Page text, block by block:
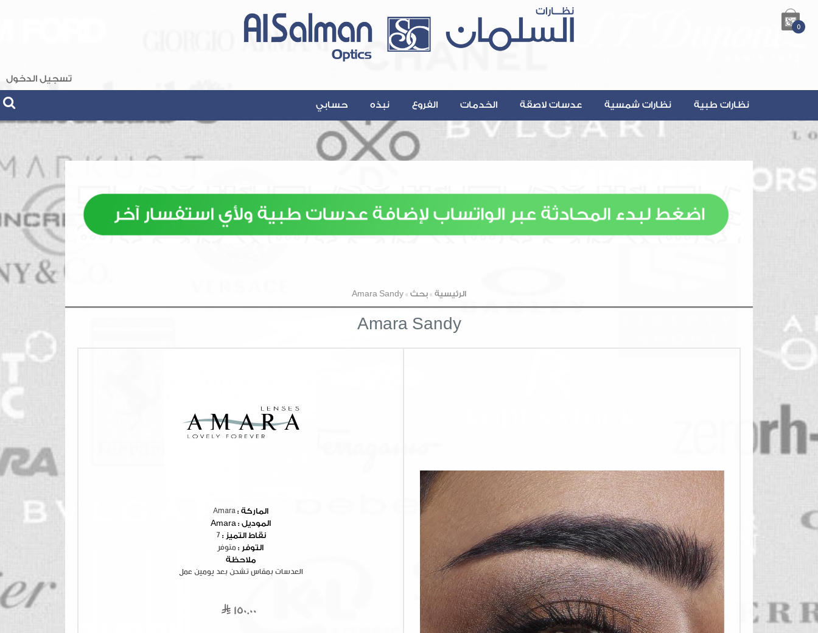
Contact@AlsalmanOptics.com
0
تسجيل الدخول
نظارات طبية نظارات شمسية عدسات لاصقة الخدمات الفروع نبذه حسابي
الرئيسية » بحث »
Amara Sandy
Amara Sandy
الماركة : Amara
الموديل : Amara
نقاط التميز :
التوفر : متوفر
ملاحظة
العدسات بمقاس تشحن بعد يومين عمل
150.00